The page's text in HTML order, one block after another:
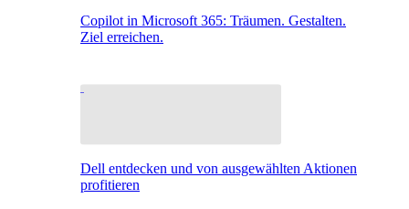
Copilot in Microsoft 365: Träumen. Gestalten.
Ziel erreichen.
Dell entdecken und von ausgewählten Aktionen
profitieren